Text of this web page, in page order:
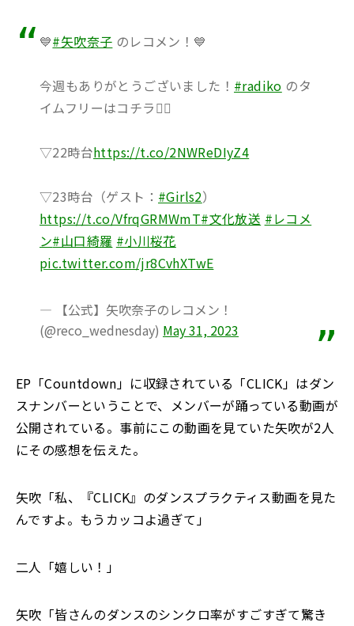
💙#矢吹奈子 のレコメン！💙
今週もありがとうございました！ #radiko のタ
イムフリーはコチラ💁‍♀️
▽22時台https://t.co/2NWReDIyZ4
▽23時台（ゲスト： #Girls2）
https://t.co/VfrqGRMWmT#文化放送 #レコメ
ン#山口綺羅 #小川桜花
pic.twitter.com/jr8CvhXTwE
— 【公式】矢吹奈子のレコメン！
(@reco_wednesday) May 31, 2023
EP「Countdown」に収録されている「CLICK」はダン
スナンバーということで、メンバーが踊っている動画が
公開されている。事前にこの動画を見ていた矢吹が2人
にその感想を伝えた。
矢吹「私、『CLICK』のダンスプラクティス動画を見た
んですよ。もうカッコよ過ぎて」
二人「嬉しい！」
矢吹「皆さんのダンスのシンクロ率がすごすぎて驚き